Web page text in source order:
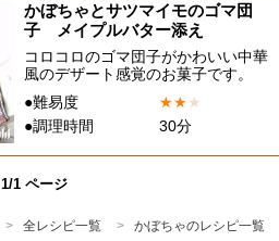
かぼちゃとサツマイモのゴマ団
子 メイプルバター添え
コロコロのゴマ団子がかわいい中華
風のデザート感覚のお菓子です。
●難易度
★★★
●調理時間
30分
1/1 ページ
全レシピ一覧
かぼちゃのレシピ一覧